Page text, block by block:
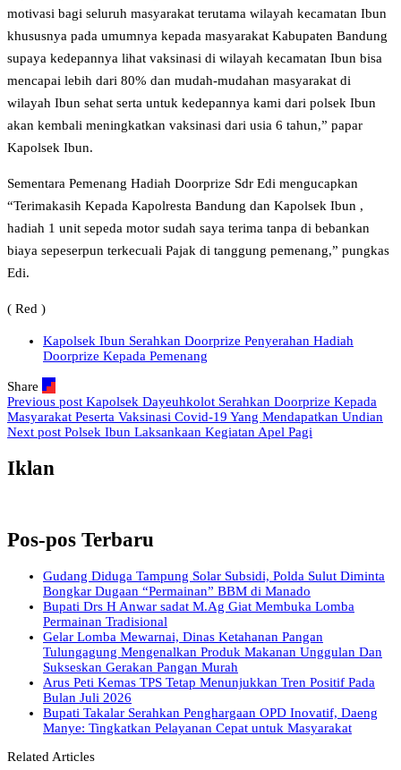
motivasi bagi seluruh masyarakat terutama wilayah kecamatan Ibun
khususnya pada umumnya kepada masyarakat Kabupaten Bandung
supaya kedepannya lihat vaksinasi di wilayah kecamatan Ibun bisa
mencapai lebih dari 80% dan mudah-mudahan masyarakat di
wilayah Ibun sehat serta untuk kedepannya kami dari polsek Ibun
akan kembali meningkatkan vaksinasi dari usia 6 tahun,” papar
Kapolsek Ibun.
Sementara Pemenang Hadiah Doorprize Sdr Edi mengucapkan
“Terimakasih Kepada Kapolresta Bandung dan Kapolsek Ibun ,
hadiah 1 unit sepeda motor sudah saya terima tanpa di bebankan
biaya sepeserpun terkecuali Pajak di tanggung pemenang,” pungkas
Edi.
( Red )
Kapolsek Ibun Serahkan Doorprize Penyerahan Hadiah
Doorprize Kepada Pemenang
Share
Previous post Kapolsek Dayeuhkolot Serahkan Doorprize Kepada
Masyarakat Peserta Vaksinasi Covid-19 Yang Mendapatkan Undian
Next post Polsek Ibun Laksankaan Kegiatan Apel Pagi
Iklan
Pos-pos Terbaru
Gudang Diduga Tampung Solar Subsidi, Polda Sulut Diminta
Bongkar Dugaan “Permainan” BBM di Manado
Bupati Drs H Anwar sadat M.Ag Giat Membuka Lomba
Permainan Tradisional
Gelar Lomba Mewarnai, Dinas Ketahanan Pangan
Tulungagung Mengenalkan Produk Makanan Unggulan Dan
Sukseskan Gerakan Pangan Murah
Arus Peti Kemas TPS Tetap Menunjukkan Tren Positif Pada
Bulan Juli 2026
Bupati Takalar Serahkan Penghargaan OPD Inovatif, Daeng
Manye: Tingkatkan Pelayanan Cepat untuk Masyarakat
Related Articles